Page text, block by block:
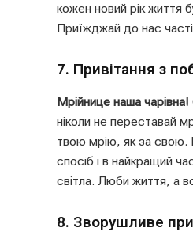
кожен новий рік життя
Приїжджай до нас
7. Привітання з
Мрійнице наша чарівна!
ніколи не переставай
твою мрію, як за свою.
спосіб і в найкращий
світла. Люби життя, а
8. Зворушливе